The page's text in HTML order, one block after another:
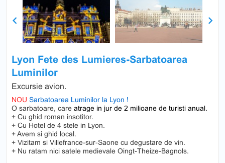
Lyon Fete des Lumieres-Sarbatoarea
Luminilor
Excursie avion.
NOU Sarbatoarea Luminilor la Lyon !
O sarbatoare, care atrage in jur de 2 milioane de turisti anual.
+ Cu ghid roman insotitor.
+ Cu Hotel de 4 stele in Lyon.
+ Avem si ghid local.
+ Vizitam si Villefrance-sur-Saone cu degustare de vin.
+ Nu ratam nici satele medievale Oingt-Theize-Bagnols.
Previous Next